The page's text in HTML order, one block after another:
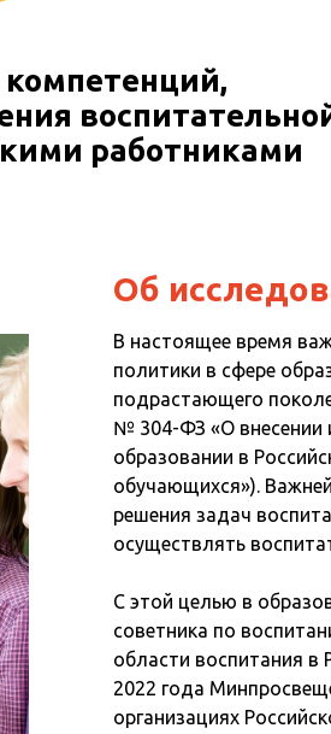
работниками
Об
В настоящее время
политики в сфере
подрастающего
№ 304-ФЗ «О внесении
образовании в
обучающихся»).
решения задач
осуществлять
С этой целью в
советника по
области воспитания в
2022 года
организациях